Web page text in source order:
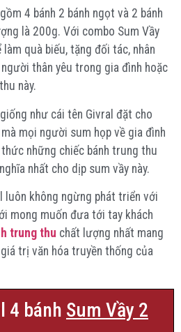
gồm 4 bánh 2 bánh ngọt và 2 bánh
là 200g. Với combo Sum Vầy
quà biếu, tặng đối tác, nhân
thân yêu trong gia đình hoặc
này.
như cái tên Givral đặt cho
mọi người sum họp về gia đình
những chiếc bánh trung thu
nhất cho dịp sum vầy này.
luôn không ngừng phát triển với
mong muốn đưa tới tay khách
trung thu chất lượng nhất mang
trị văn hóa truyền thống của
4 bánh Sum Vầy 2